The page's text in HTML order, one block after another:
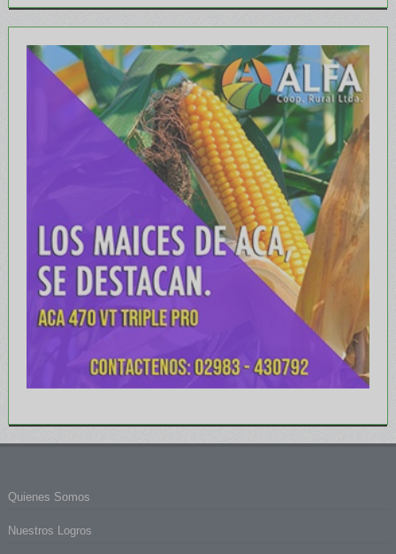
Quienes Somos
Nuestros Logros